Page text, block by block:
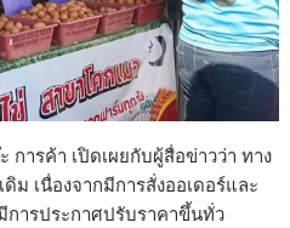
การค้า เปิดเผยกับผู้สื่อข่าวว่า ทาง
ม เนื่องจากมีการสั่งออเดอร์และ
ารประกาศปรับราคาขึ้นทั่ว